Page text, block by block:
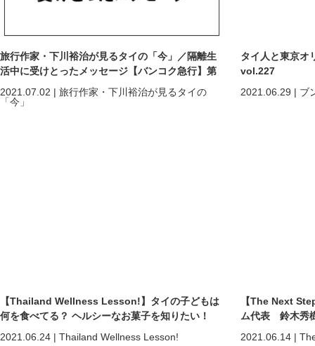
旅行作家・下川裕治が見るタイの「今」／隔離生
活中に受けとったメッセージ【バンコク急行】第
2021.07.02 | 旅行作家・下川裕治が見るタイの
「今」
タイ人と東京オ
vol.227
2021.06.29 | ブ
【Thailand Wellness Lesson!】タイの子どもは
何を食べてる？ ヘルシーなお菓子を知りたい！
2021.06.24 | Thailand Wellness Lesson!
【The Next
ム代表 鈴木秀
2021.06.14 |